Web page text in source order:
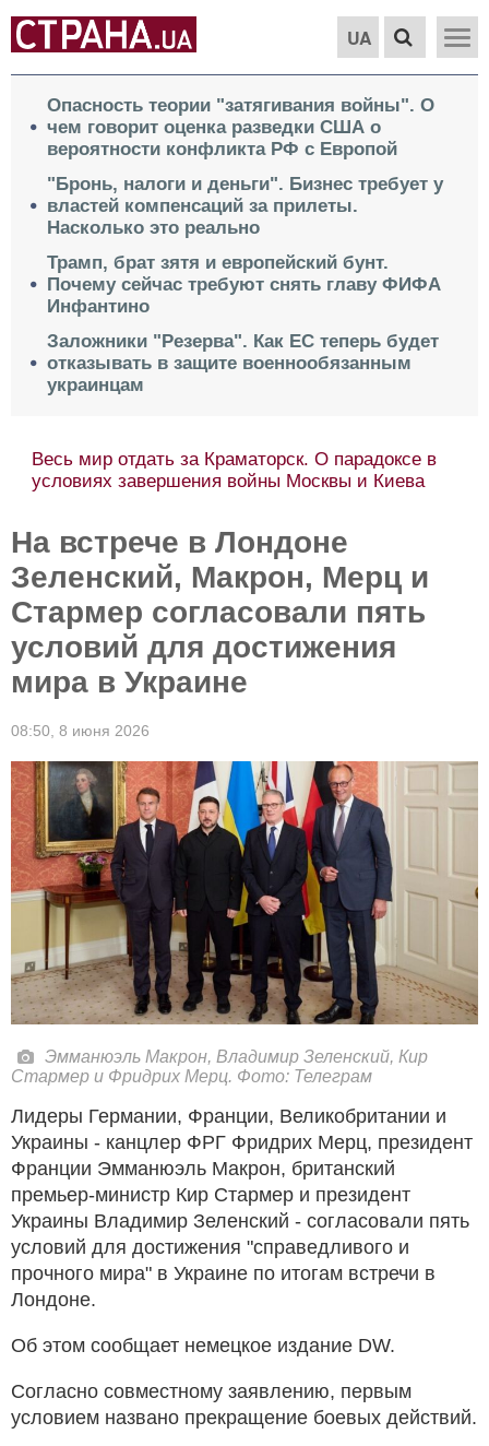
UA
Опасность теории "затягивания войны". О
чем говорит оценка разведки США о
вероятности конфликта РФ с Европой
"Бронь, налоги и деньги". Бизнес требует у
властей компенсаций за прилеты.
Насколько это реально
Трамп, брат зятя и европейский бунт.
Почему сейчас требуют снять главу ФИФА
Инфантино
Заложники "Резерва". Как ЕС теперь будет
отказывать в защите военнообязанным
украинцам
Весь мир отдать за Краматорск. О парадоксе в
условиях завершения войны Москвы и Киева
На встрече в Лондоне
Зеленский, Макрон, Мерц и
Стармер согласовали пять
условий для достижения
мира в Украине
08:50, 8 июня 2026
Эмманюэль Макрон, Владимир Зеленский, Кир
Стармер и Фридрих Мерц. Фото: Телеграм
Лидеры Германии, Франции, Великобритании и
Украины - канцлер ФРГ Фридрих Мерц, президент
Франции Эмманюэль Макрон, британский
премьер-министр Кир Стармер и президент
Украины Владимир Зеленский - согласовали пять
условий для достижения "справедливого и
прочного мира" в Украине по итогам встречи в
Лондоне.
Об этом сообщает немецкое издание DW.
Согласно совместному заявлению, первым
условием названо прекращение боевых действий.